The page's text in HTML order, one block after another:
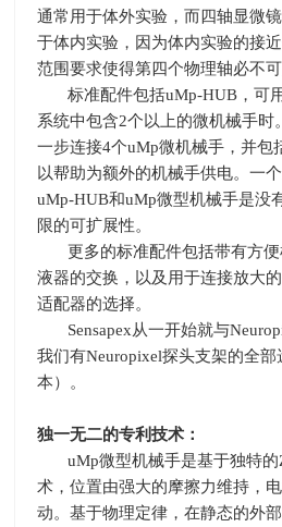
通常用于体外实验，而四轴显微
于体内实验，因为体内实验的接
范围要求使得第四个物理轴必不可
标准配件包括uMp-HUB ，可
系统中包含2个以上的微机械手时
一步连接4个uMp微机械手，并包
以帮助为额外的机械手供电。一
uMp-HUB和uMp微型机械手是没
限的可扩展性。
更多的标准配件包括带有方
液器的交换，以及用于连接放大
适配器的选择。
Sensapex从一开始就与
我们有Neuropixel探头支架的全部
本）。
独一无二的专利技术：
uMp微型机械手是基于独特的
术，位置由强大的摩擦力维持，
动。基于物理定律，在静态的外